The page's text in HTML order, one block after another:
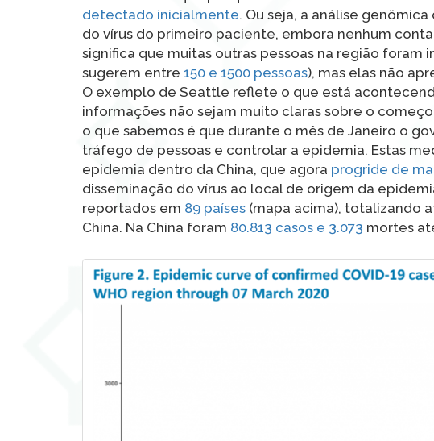
detectado inicialmente. Ou seja, a análise
do vírus do primeiro paciente, embora nenhum
significa que muitas outras pessoas na região
sugerem entre 150 e 1500 pessoas), mas elas não
O exemplo de Seattle reflete o que está
informações não sejam muito claras sobre o
o que sabemos é que durante o mês de Janeiro o
tráfego de pessoas e controlar a epidemia. Estas
epidemia dentro da China, que agora progride de
disseminação do vírus ao local de origem da
reportados em 89 países (mapa acima), totalizando
China. Na China foram 80.813 casos e 3.073 mortes